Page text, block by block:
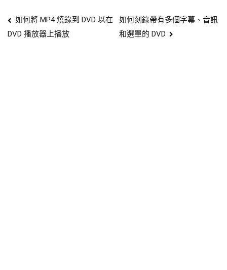
貼如何將 MP4 燒錄到 DVD 以在
DVD 播放器上播放
如何刻錄帶有多個字幕、音訊
和選單的 DVD